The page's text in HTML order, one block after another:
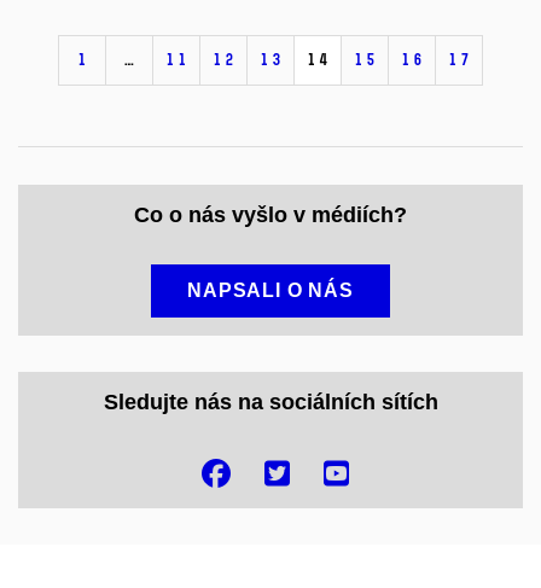
1 … 11 12 13 14 15 16 17
Co o nás vyšlo v médiích?
NAPSALI O NÁS
Sledujte nás na sociálních sítích